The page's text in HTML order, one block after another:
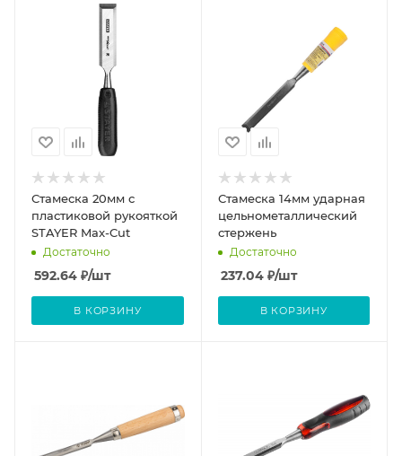
Стамеска 20мм с
пластиковой рукояткой
STAYER Max-Cut
Достаточно
592.64 ₽/шт
В КОРЗИНУ
Стамеска 14мм ударная
цельнометаллический
стержень
Достаточно
237.04₽/шт
В КОРЗИНУ